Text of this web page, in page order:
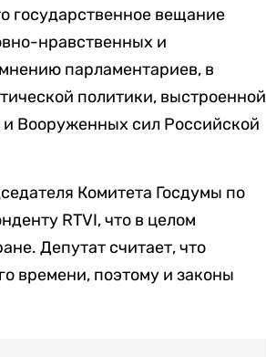
государственное вещание
нравственных и
парламентариев, в
политики, выстроенной
Вооруженных сил Российской
Комитета Госдумы по
RTVI, что в целом
Депутат считает, что
времени, поэтому и законы